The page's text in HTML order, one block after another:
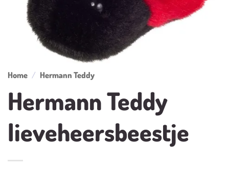
Home / Hermann Teddy
Hermann Teddy
lieveheersbeestje